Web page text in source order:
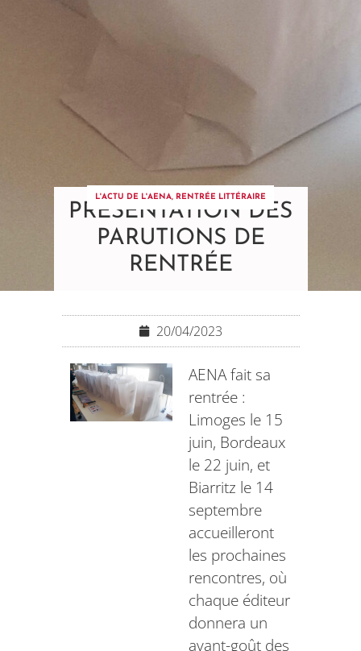
L'ACTU DE L'AENA, RENTRÉE LITTÉRAIRE
PRÉSENTATION DES
PARUTIONS DE
RENTRÉE
20/04/2023
AENA fait sa
rentrée :
Limoges le 15
juin, Bordeaux
le 22 juin, et
Biarritz le 14
septembre
accueilleront
les prochaines
rencontres, où
chaque éditeur
donnera un
avant-goût des